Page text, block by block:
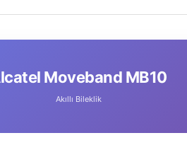
Moveband MB10
Akıllı Bileklik